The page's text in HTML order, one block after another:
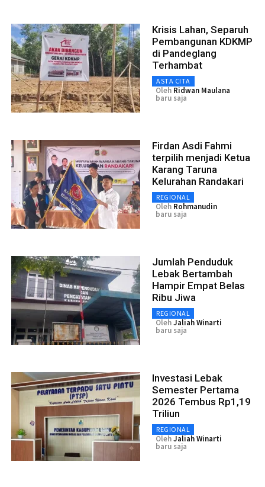
Krisis Lahan, Separuh
Pembangunan KDKMP
di Pandeglang
Terhambat
ASTA CITA
Oleh Ridwan Maulana
baru saja
Firdan Asdi Fahmi
terpilih menjadi Ketua
Karang Taruna
Kelurahan Randakari
REGIONAL
Oleh Rohmanudin
baru saja
Jumlah Penduduk
Lebak Bertambah
Hampir Empat Belas
Ribu Jiwa
REGIONAL
OlehJaliah Winarti
baru saja
Investasi Lebak
Semester Pertama
2026 Tembus Rp1,19
Triliun
REGIONAL
OlehJaliah Winarti
baru saja